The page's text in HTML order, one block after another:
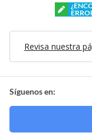
Revisa nuestra
Síguenos en: